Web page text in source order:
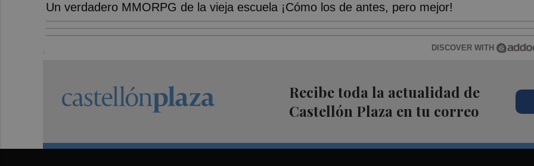
Un verdadero MMORPG de la vieja escuela ¡Cómo los de antes, pero mejor!
DISCOVER WITH
Recibe toda la actualidad de
Castellón Plaza en tu correo